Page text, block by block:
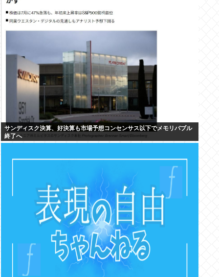
サンディスク決算、好決算も市場予想コンセンサス以下でメモリバブル
終了へ